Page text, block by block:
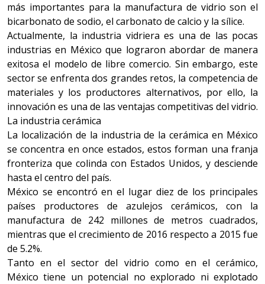
más importantes para la manufactura de vidrio son el
bicarbonato de sodio, el carbonato de calcio y la sílice.
Actualmente, la industria vidriera es una de las pocas
industrias en México que lograron abordar de manera
exitosa el modelo de libre comercio. Sin embargo, este
sector se enfrenta dos grandes retos, la competencia de
materiales y los productores alternativos, por ello, la
innovación es una de las ventajas competitivas del vidrio.
La industria cerámica
La localización de la industria de la cerámica en México
se concentra en once estados, estos forman una franja
fronteriza que colinda con Estados Unidos, y desciende
hasta el centro del país.
México se encontró en el lugar diez de los principales
países productores de azulejos cerámicos, con la
manufactura de 242 millones de metros cuadrados,
mientras que el crecimiento de 2016 respecto a 2015 fue
de 5.2%.
Tanto en el sector del vidrio como en el cerámico,
México tiene un potencial no explorado ni explotado